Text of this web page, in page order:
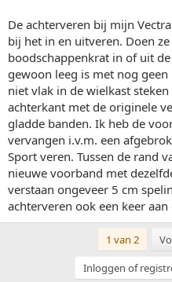
De achterveren bij mijn
bij het in en uitveren. Doen
boodschappenkrat in of uit
gewoon leeg is met nog
niet vlak in de wielkast
achterkant met de originele
gladde banden. Ik heb de
vervangen i.v.m. een
Sport veren. Tussen de rand
nieuwe voorband met
verstaan ongeveer 5 cm
achterveren ook een keer aan
1 van 2
Inloggen of